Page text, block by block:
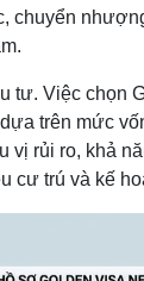
chuyển
tư. Việc chọn
trên mức
vị rủi ro, khả
cư trú và kế